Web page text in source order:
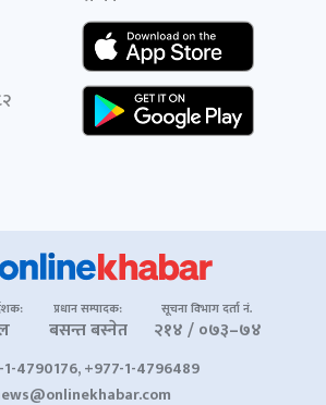
प्रधान सम्पादक:
बसन्त बस्नेत
सूचना विभाग दर्ता नं.
२१४ / ०७३–७४
4790176, +977-1-4796489